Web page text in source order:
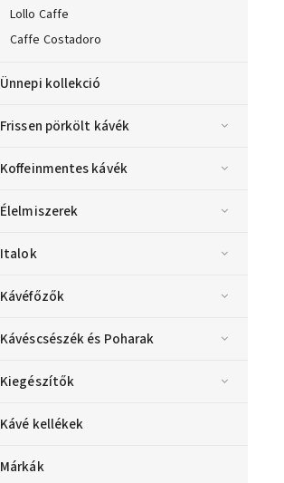
Lollo Caffe
Caffe Costadoro
Ünnepi kollekció
Frissen pörkölt kávék
Koffeinmentes kávék
Élelmiszerek
Italok
Kávéfőzők
Kávéscsészék és Poharak
Kiegészítők
Kávé kellékek
Márkák